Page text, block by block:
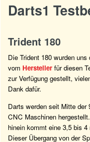
Darts1
Trident 180
Die Trident 180 wurden uns
vom Hersteller für diesen
zur Verfügung gestellt,
Dank dafür.
Darts werden seit Mitte der
CNC Maschinen
hinein kommt eine 3,5 bis
Dieser Übergang von der